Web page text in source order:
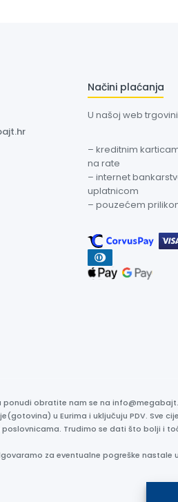
Načini plaćanja
U našoj web
– kreditnim
na rate
– internet
uplatnicom
– pouzećem
ponudi obratite nam se na
u Eurima i uključuju PDV. Sve
Trudimo se dati što bolji i
za eventualne pogreške